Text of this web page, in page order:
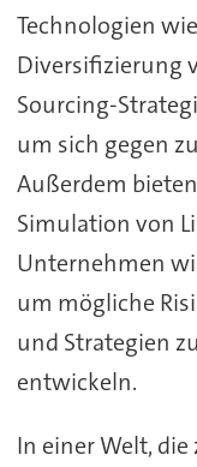
Technologien
Diversifizierung
Sourcing-
um sich gegen
Außerdem
Simulation von
Unternehmen
um mögliche
und Strategien
entwickeln.
In einer Welt,